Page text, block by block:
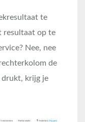
te
resultaat op te
Nee, nee
de
drukt, krijg je